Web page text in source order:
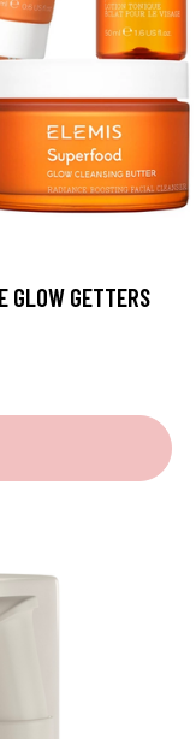
GLOW GETTERS